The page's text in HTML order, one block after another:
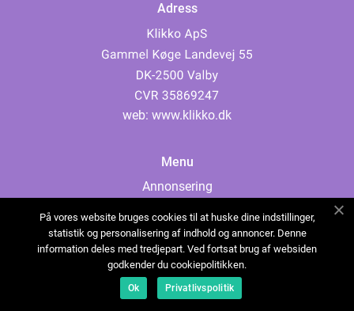
Adress
web: www.klikko.dk
Menu
Annonsering
Cookies
Kontakta oss
Sitemap
På vores website bruges cookies til at huske dine indstillinger,
statistik og personalisering af indhold og annoncer. Denne
information deles med tredjepart. Ved fortsat brug af websiden
godkender du cookiepolitikken.
Ok Privatlivspolitik